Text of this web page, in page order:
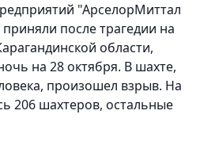
"АрселорМиттал
после трагедии на
области,
на 28 октября. В шахте,
произошел взрыв. На
206 шахтеров, остальные